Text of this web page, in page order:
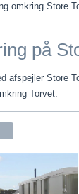
omkring Store
på
afspejler Store
Torvet.